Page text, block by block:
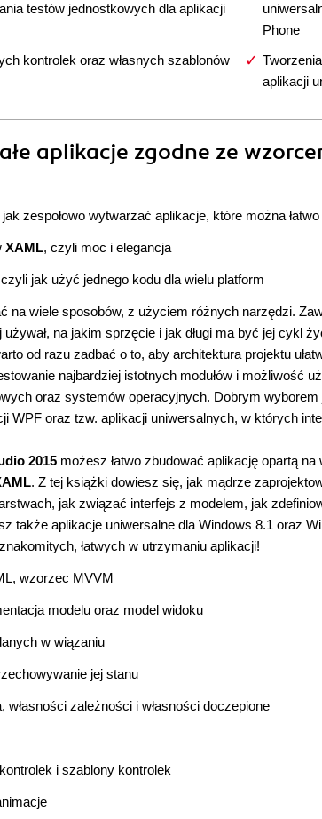
testów jednostkowych dla aplikacji
kontrolek oraz własnych szablonów
Phone
aplikacji
aplikacje zgodne ze
zespołowo wytwarzać aplikacje, które można
XAML, czyli moc i elegancja
jak użyć jednego kodu dla wielu platform
na wiele sposobów, z użyciem różnych narzędzi.
używał, na jakim sprzęcie i jak długi ma być jej cykl
od razu zadbać o to, aby architektura projektu
najbardziej istotnych modułów i możliwość
oraz systemów operacyjnych. Dobrym
WPF oraz tzw. aplikacji uniwersalnych, w których
2015 możesz łatwo zbudować aplikację opartą na
. Z tej książki dowiesz się, jak mądrze
jak związać interfejs z modelem, jak
także aplikacje uniwersalne dla Windows 8.1 oraz
łatwych w utrzymaniu aplikacji!
wzorzec MVVM
modelu oraz model widoku
w wiązaniu
jej stanu
własności zależności i własności doczepione
i szablony kontrolek